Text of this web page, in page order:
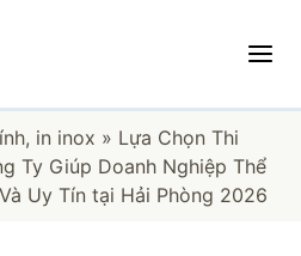
in inox » Lựa Chọn Thi
Ty Giúp Doanh Nghiệp Thể
Uy Tín tại Hải Phòng 2026